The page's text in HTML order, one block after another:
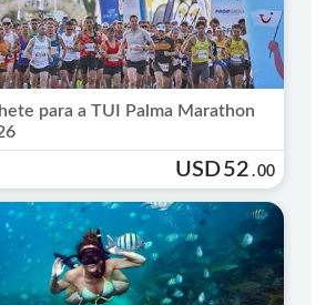
para a TUI Palma Marathon
USD52 .00